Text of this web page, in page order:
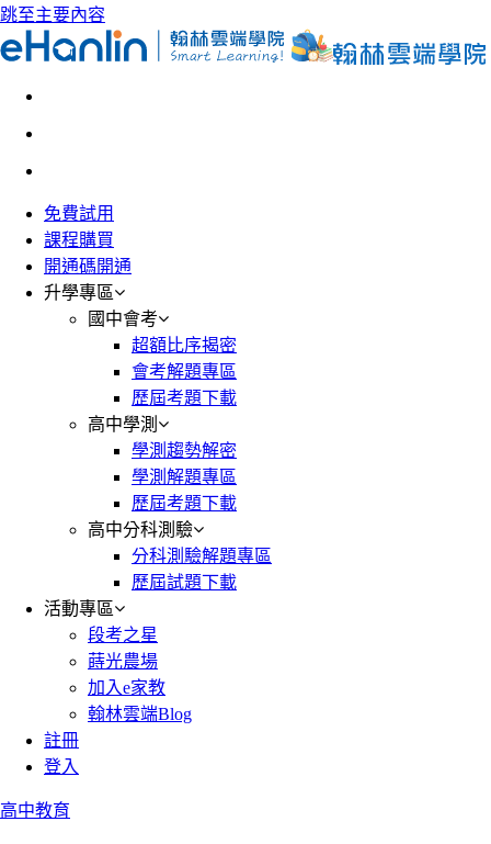
跳至主要內容
免費試用
課程購買
開通碼開通
升學專區
國中會考
超額比序揭密
會考解題專區
歷屆考題下載
高中學測
學測趨勢解密
學測解題專區
歷屆考題下載
高中分科測驗
分科測驗解題專區
歷屆試題下載
活動專區
段考之星
蒔光農場
加入e家教
翰林雲端Blog
註冊
登入
高中教育